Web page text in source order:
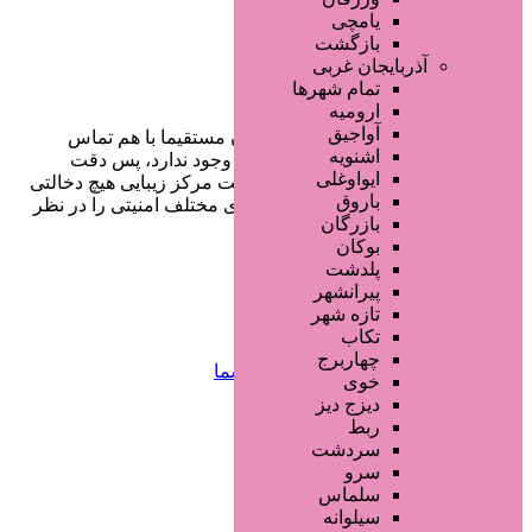
یامچی
بازگشت
آذربایجان غربی
تمام شهر‌ها
ارومیه
آواجیق
اشنویه
ایواوغلی
باروق
بازرگان
بوکان
پلدشت
پیرانشهر
تازه شهر
تکاب
چهاربرج
خوی
دیزج دیز
ربط
سردشت
سرو
سلماس
سیلوانه
در سایت تبلیغاتی مرکز زیبایی کاربران مستقیما با هم تماس
می‌گیرند و هیچ واسطه‌ای در این میان وجود ندارد، پس دقت
فرمایید که در خرید و فروشِ شما سایت مرکز زیبایی هیچ دخالتی
نداشته و کاربران باید خودشان جنبه‌های مختلف امنیتی را در نظر
دسترسی سریع
صفحه اختصاصی کسب و کار شما
ثبت آگهی انبوه تبلیغاتی
سفارش رپورتاژ آگهی
طراحی سایت : ققنوس پارس